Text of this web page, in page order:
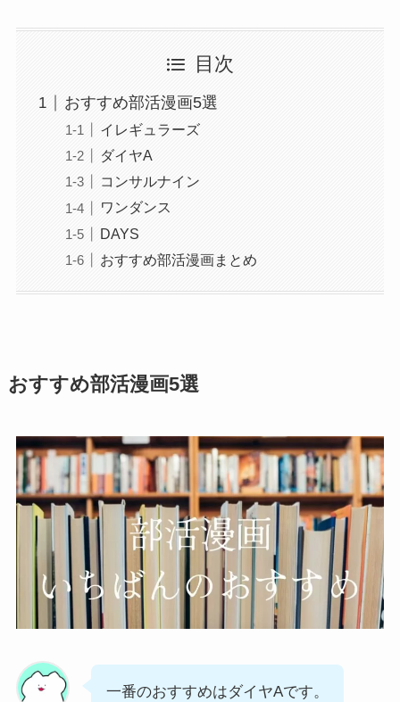
目次
おすすめ部活漫画5選
イレギュラーズ
ダイヤA
コンサルナイン
ワンダンス
DAYS
おすすめ部活漫画まとめ
おすすめ部活漫画5選
一番のおすすめはダイヤAです。